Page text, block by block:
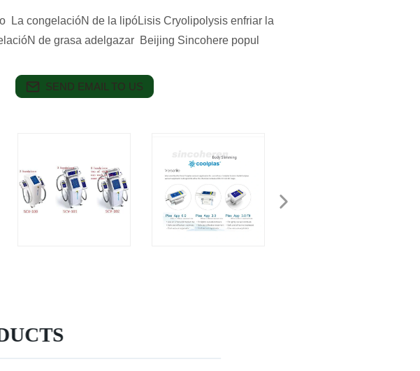
La congelacióN de la lipóLisis Cryolipolysis enfriar la
de grasa adelgazar Beijing Sincohere popul
SEND EMAIL TO US